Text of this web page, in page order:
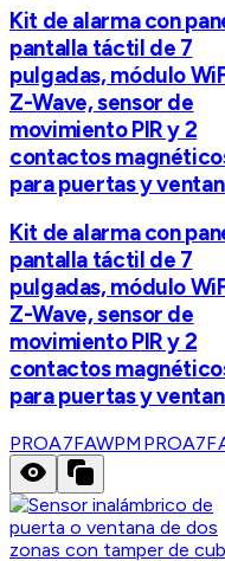
Kit de alarma con
pantalla táctil de 7
pulgadas, módulo
Z-Wave, sensor de
movimiento PIR y 2
contactos
para puertas y
Kit de alarma con
pantalla táctil de 7
pulgadas, módulo
Z-Wave, sensor de
movimiento PIR y 2
contactos
para puertas y
PROA7FAWPM